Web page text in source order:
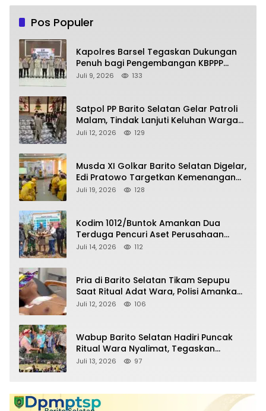
Pos Populer
Kapolres Barsel Tegaskan Dukungan
Penuh bagi Pengembangan KBPPP
Kalimantan Tengah
Juli 9, 2026 133
Satpol PP Barito Selatan Gelar Patroli
Malam, Tindak Lanjuti Keluhan Warga
soal Balap Liar dan Remaja Nongkrong
Juli 12, 2026 129
Musda XI Golkar Barito Selatan Digelar,
Edi Pratowo Targetkan Kemenangan
Partai pada Pemilu Mendatang
Juli 19, 2026 128
Kodim 1012/Buntok Amankan Dua
Terduga Pencuri Aset Perusahaan
Sitaan Satgas PKH, Satu Paket Diduga
Juli 14, 2026 112
Pria di Barito Selatan Tikam Sepupu
Saat Ritual Adat Wara, Polisi Amankan
Pelaku
Juli 12, 2026 106
Wabup Barito Selatan Hadiri Puncak
Ritual Wara Nyalimat, Tegaskan
Komitmen Lestarikan Budaya Dayak
Juli 13, 2026 97